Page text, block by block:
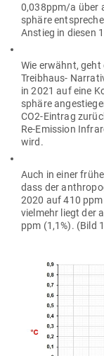
0,038ppm/a über
sphäre
Anstieg in diesen
Wie erwähnt,
Treibhaus-
in 2021 auf eine
sphäre
CO2-Eintrag
Re-Emission
wird.
Auch in einer
dass der
2020 auf 410
vielmehr liegt der
ppm (1,1%). (Bild